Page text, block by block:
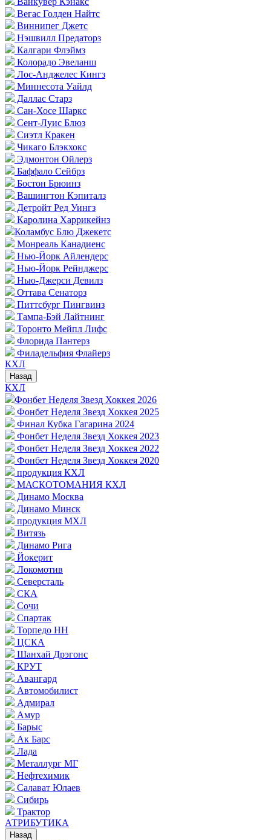
Вегас Голден Найтс
Виннипег Джетс
Нэшвилл Предаторз
Калгари Флэймз
Колорадо Эвеланш
Лос-Анджелес Кингз
Миннесота Уайлд
Даллас Старз
Сан-Хосе Шаркс
Сент-Луис Блюз
Сиэтл Кракен
Чикаго Блэкхокс
Эдмонтон Ойлерз
Баффало Сейбрз
Бостон Брюинз
Вашингтон Кэпиталз
Детройт Ред Уингз
Каролина Харрикейнз
Коламбус Блю Джекетс
Монреаль Канадиенс
Нью-Йорк Айлендерс
Нью-Йорк Рейнджерс
Нью-Джерси Девилз
Оттава Сенаторз
Питтсбург Пингвинз
Тампа-Бэй Лайтнинг
Торонто Мейпл Лифс
Флорида Пантерз
Филадельфия Флайерз
КХЛ
Назад
КХЛ
Фонбет Неделя Звезд Хоккея 2026
Фонбет Неделя Звезд Хоккея 2025
Финал Кубка Гагарина 2024
Фонбет Неделя Звезд Хоккея 2023
Фонбет Неделя Звезд Хоккея 2022
Фонбет Неделя Звезд Хоккея 2020
продукция КХЛ
МАСКОТОМАНИЯ КХЛ
Динамо Москва
Динамо Минск
продукция МХЛ
Витязь
Динамо Рига
Йокерит
Локомотив
Северсталь
СКА
Сочи
Спартак
Торпедо НН
ЦСКА
Шанхай Дрэгонс
КРУТ
Авангард
Автомобилист
Адмирал
Амур
Барыс
Ак Барс
Лада
Металлург МГ
Нефтехимик
Салават Юлаев
Сибирь
Трактор
АТРИБУТИКА
Назад